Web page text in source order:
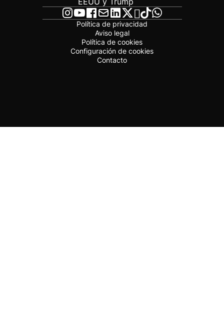
Política de privacidad
Aviso legal
Política de cookies
Configuración de cookies
Contacto